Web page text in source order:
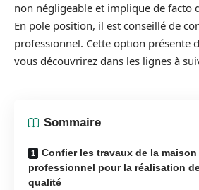
non négligeable et implique de facto
En pole position, il est conseillé de
professionnel. Cette option présente
vous découvrirez dans les lignes à
Sommaire
Confier les travaux de la maison
professionnel pour la réalisation
qualité